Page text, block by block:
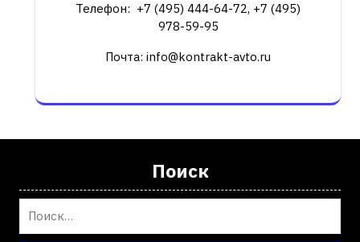
Телефон: +7 (495) 444-64-72, +7 (495)
978-59-95
Почта: info@kontrakt-avto.ru
Поиск